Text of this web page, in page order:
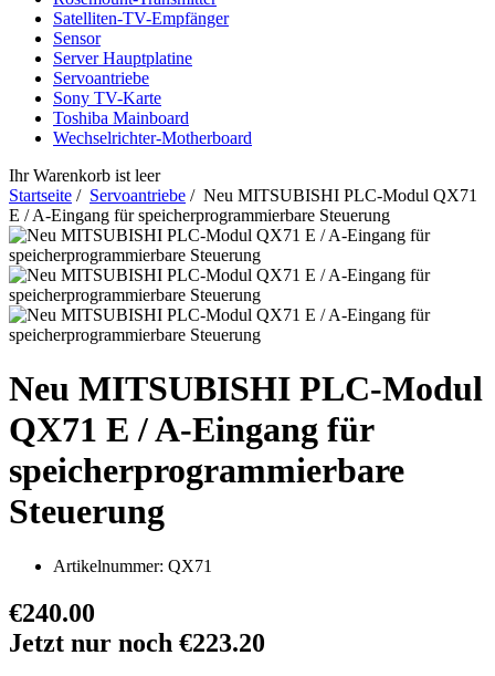
Satelliten-TV-Empfänger
Sensor
Server Hauptplatine
Servoantriebe
Sony TV-Karte
Toshiba Mainboard
Wechselrichter-Motherboard
Ihr Warenkorb ist leer
Startseite / Servoantriebe / Neu MITSUBISHI PLC-Modul QX71
E / A-Eingang für speicherprogrammierbare Steuerung
Neu MITSUBISHI PLC-Modul
QX71 E / A-Eingang für
speicherprogrammierbare
Steuerung
Artikelnummer: QX71
€240.00
Jetzt nur noch €223.20